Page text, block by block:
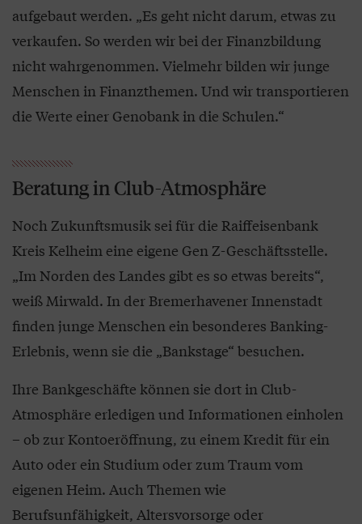
aufgebaut werden. „Es geht nicht darum, etwas zu
verkaufen. So werden wir bei der Finanzbildung
nicht wahrgenommen. Vielmehr bilden wir junge
Menschen in Finanzthemen. Und wir transportieren
die Werte einer Genobank in die Schulen.“
Beratung in Club-Atmosphäre
Noch Zukunftsmusik sei für die Raiffeisenbank
Kreis Kelheim eine eigene Gen Z-Geschäftsstelle.
„Im Norden des Landes gibt es so etwas bereits“,
weiß Mirwald. In der Bremerhavener Innenstadt
finden junge Menschen ein besonderes Banking-
Erlebnis, wenn sie die „Bankstage“ besuchen.
Ihre Bankgeschäfte können sie dort in Club-
Atmosphäre erledigen und Informationen einholen
– ob zur Kontoeröffnung, zu einem Kredit für ein
Auto oder ein Studium oder zum Traum vom
eigenen Heim. Auch Themen wie
Berufsunfähigkeit, Altersvorsorge oder